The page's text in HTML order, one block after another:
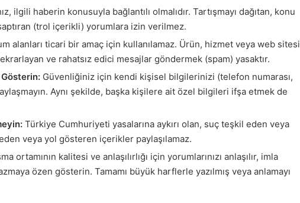
ilgili haberin konusuyla bağlantılı olmalıdır. Tartışmayı dağıtan, konu
(trol içerikli) yorumlara izin verilmez.
alanları ticari bir amaç için kullanılamaz. Ürün, hizmet veya web sitesi
ve rahatsız edici mesajlar göndermek (spam) yasaktır.
Güvenliğiniz için kendi kişisel bilgilerinizi (telefon numarası,
Aynı şekilde, başka kişilere ait özel bilgileri ifşa etmek de
Türkiye Cumhuriyeti yasalarına aykırı olan, suç teşkil eden veya
veya yol gösteren içerikler paylaşılamaz.
ortamının kalitesi ve anlaşılırlığı için yorumlarınızı anlaşılır, imla
özen gösterin. Tamamı büyük harflerle yazılmış veya anlamayı